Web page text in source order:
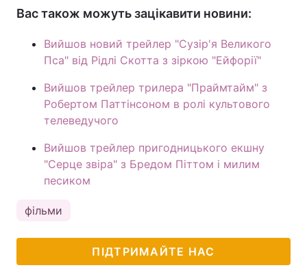
Вас також можуть зацікавити новини:
Вийшов новий трейлер "Сузір'я Великого
Пса" від Рідлі Скотта з зіркою "Ейфорії"
Вийшов трейлер трилера "Праймтайм" з
Робертом Паттінсоном в ролі культового
телеведучого
Вийшов трейлер пригодницького екшну
"Серце звіра" з Бредом Піттом і милим
песиком
фільми
ПІДТРИМАЙТЕ НАС